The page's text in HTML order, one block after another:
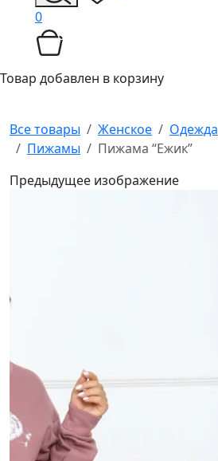
0
Товар добавлен в корзину
Все товары Женское Одежда
Пижамы
Пижама “Ежик”
Предыдущее изображение